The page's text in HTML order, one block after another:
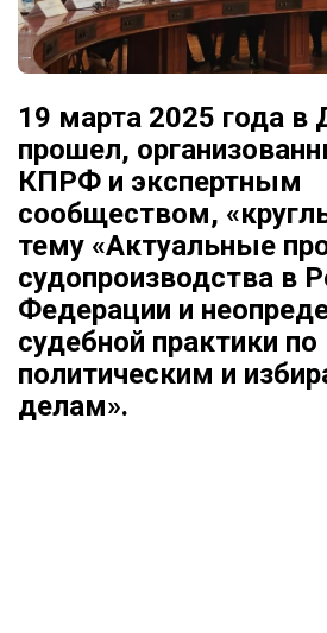
19 марта 2025 года
прошел,
КПРФ и экспертным
сообществом,
тему «Актуальные
судопроизводства в
Федерации и
судебной практики по
политическим и
делам».